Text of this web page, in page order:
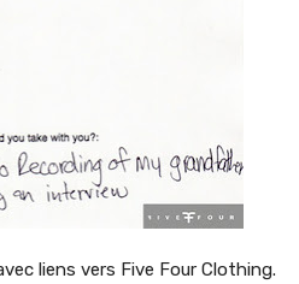
liens vers Five Four Clothing.